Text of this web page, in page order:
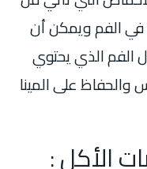
في الفم ويمكن أن
الذي يحتوي
والحفاظ على المينا